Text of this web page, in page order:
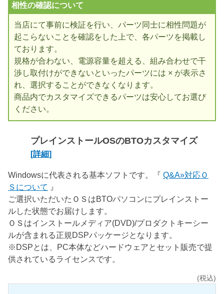
相性の確認について
当店にて事前に検証を行い、パーツ同士に相性問題が
起こらないことを確認をした上で、各パーツを掲載し
ております。
規格が合わない、電源容量を超える、組み合わせで干
渉し取付けができないといったパーツには × が表示さ
れ、選択することができなくなります。
商品内でカスタマイズできるパーツは安心してお選び
ください。
プレインストールOSのBTOカスタマイズ
[詳細]
Windowsに代表される基本ソフトです。『 Q&A»対応Ｏ
Ｓについて 』
ご選択いただいたＯＳはBTOパソコンにプレインストー
ルした状態でお届けします。
ＯＳはインストールメディア(DVD)/プロダクトキーシー
ルが含まれる正規DSPパッケージとなります。
※DSPとは、PC本体などハードウェアとセット販売で提
供されているライセンスです。
(税込)